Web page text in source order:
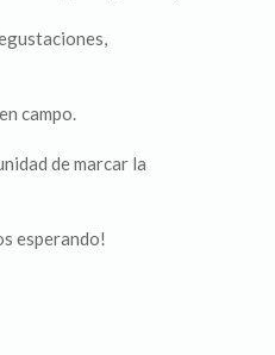
campo.
de marcar la
esperando!